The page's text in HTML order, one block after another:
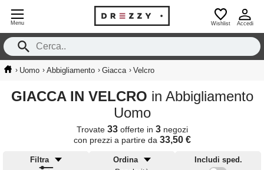
Menu Wishlist Accedi
› Uomo › Abbigliamento › Giacca › Velcro
GIACCA IN VELCRO in Abbigliamento
Uomo
Trovate 33offerte in 3negozi
con prezzi a partire da 33,50 €
Filtra
Ordina
Includi sped.